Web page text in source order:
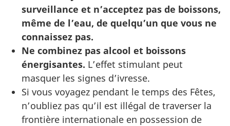
surveillance et n’acceptez pas de boissons,
même de l’eau, de quelqu’un que vous ne
connaissez pas.
Ne combinez pas alcool et boissons
énergisantes. L’effet stimulant peut
masquer les signes d’ivresse.
Si vous voyagez pendant le temps des Fêtes,
n’oubliez pas qu’il est illégal de traverser la
frontière internationale en possession de